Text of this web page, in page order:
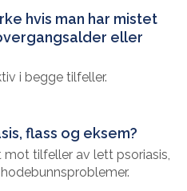
hvis man har mistet
eller
i begge tilfeller.
flass og eksem?
mot tilfeller av lett psoriasis,